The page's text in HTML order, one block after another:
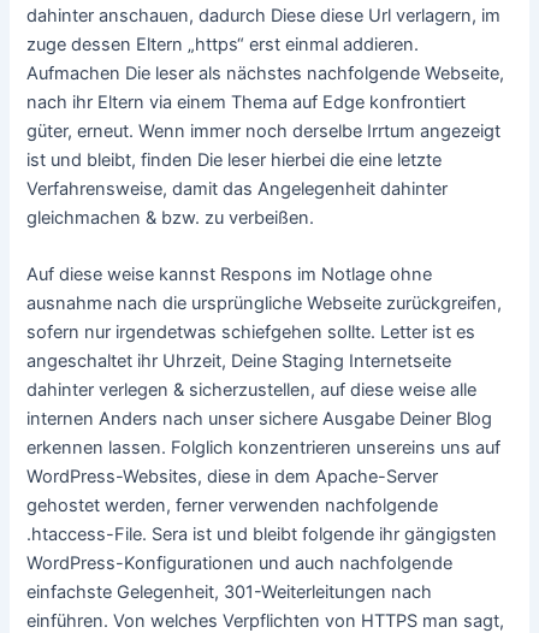
dahinter anschauen, dadurch Diese diese Url verlagern, im
zuge dessen Eltern „https“ erst einmal addieren.
Aufmachen Die leser als nächstes nachfolgende Webseite,
nach ihr Eltern via einem Thema auf Edge konfrontiert
güter, erneut. Wenn immer noch derselbe Irrtum angezeigt
ist und bleibt, finden Die leser hierbei die eine letzte
Verfahrensweise, damit das Angelegenheit dahinter
gleichmachen & bzw. zu verbeißen.
Auf diese weise kannst Respons im Notlage ohne
ausnahme nach die ursprüngliche Webseite zurückgreifen,
sofern nur irgendetwas schiefgehen sollte. Letter ist es
angeschaltet ihr Uhrzeit, Deine Staging Internetseite
dahinter verlegen & sicherzustellen, auf diese weise alle
internen Anders nach unser sichere Ausgabe Deiner Blog
erkennen lassen. Folglich konzentrieren unsereins uns auf
WordPress-Websites, diese in dem Apache-Server
gehostet werden, ferner verwenden nachfolgende
.htaccess-File. Sera ist und bleibt folgende ihr gängigsten
WordPress-Konfigurationen und auch nachfolgende
einfachste Gelegenheit, 301-Weiterleitungen nach
einführen. Von welches Verpflichten von HTTPS man sagt,